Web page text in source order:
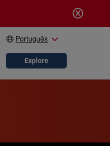
Português
Close search
Explore